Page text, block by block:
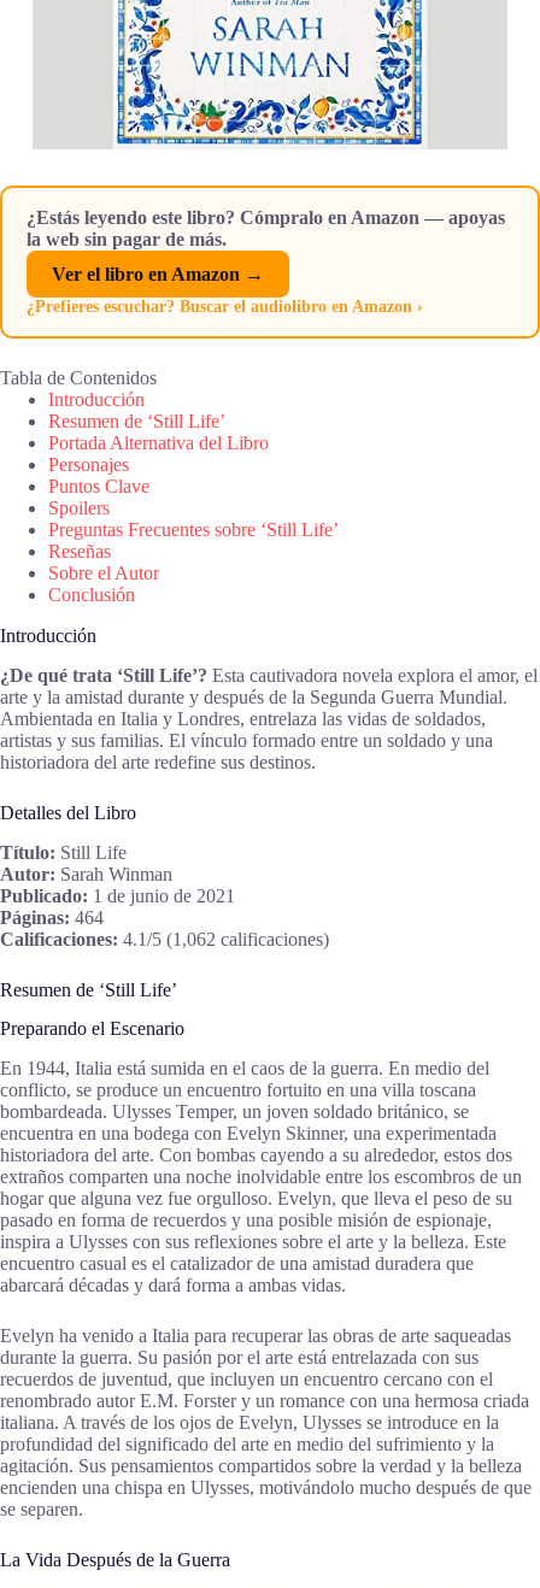
¿Estás leyendo este libro? Cómpralo en Amazon — apoyas
la web sin pagar de más.
Ver el libro en Amazon →
¿Prefieres escuchar? Buscar el audiolibro en Amazon ›
Tabla de Contenidos
Introducción
Resumen de ‘Still Life’
Portada Alternativa del Libro
Personajes
Puntos Clave
Spoilers
Preguntas Frecuentes sobre ‘Still Life’
Reseñas
Sobre el Autor
Conclusión
Introducción
¿De qué trata ‘Still Life’? Esta cautivadora novela explora el amor, el
arte y la amistad durante y después de la Segunda Guerra Mundial.
Ambientada en Italia y Londres, entrelaza las vidas de soldados,
artistas y sus familias. El vínculo formado entre un soldado y una
historiadora del arte redefine sus destinos.
Detalles del Libro
Título: Still Life
Autor: Sarah Winman
Publicado: 1 de junio de 2021
Páginas: 464
Calificaciones: 4.1/5 (1,062 calificaciones)
Resumen de ‘Still Life’
Preparando el Escenario
En 1944, Italia está sumida en el caos de la guerra. En medio del
conflicto, se produce un encuentro fortuito en una villa toscana
bombardeada. Ulysses Temper, un joven soldado británico, se
encuentra en una bodega con Evelyn Skinner, una experimentada
historiadora del arte. Con bombas cayendo a su alrededor, estos dos
extraños comparten una noche inolvidable entre los escombros de un
hogar que alguna vez fue orgulloso. Evelyn, que lleva el peso de su
pasado en forma de recuerdos y una posible misión de espionaje,
inspira a Ulysses con sus reflexiones sobre el arte y la belleza. Este
encuentro casual es el catalizador de una amistad duradera que
abarcará décadas y dará forma a ambas vidas.
Evelyn ha venido a Italia para recuperar las obras de arte saqueadas
durante la guerra. Su pasión por el arte está entrelazada con sus
recuerdos de juventud, que incluyen un encuentro cercano con el
renombrado autor E.M. Forster y un romance con una hermosa criada
italiana. A través de los ojos de Evelyn, Ulysses se introduce en la
profundidad del significado del arte en medio del sufrimiento y la
agitación. Sus pensamientos compartidos sobre la verdad y la belleza
encienden una chispa en Ulysses, motivándolo mucho después de que
se separen.
La Vida Después de la Guerra